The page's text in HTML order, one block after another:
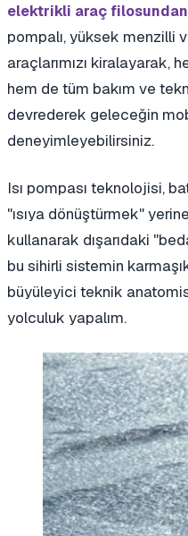
elektrikli araç
pompalı, yüksek menzilli
araçlarımızı kiralayarak,
hem de tüm bakım ve
devrederek geleceğin
deneyimleyebilirsiniz.
Isı pompası teknolojisi,
"ısıya dönüştürmek"
kullanarak dışarıdaki
bu sihirli sistemin
büyüleyici teknik
yolculuk yapalım.